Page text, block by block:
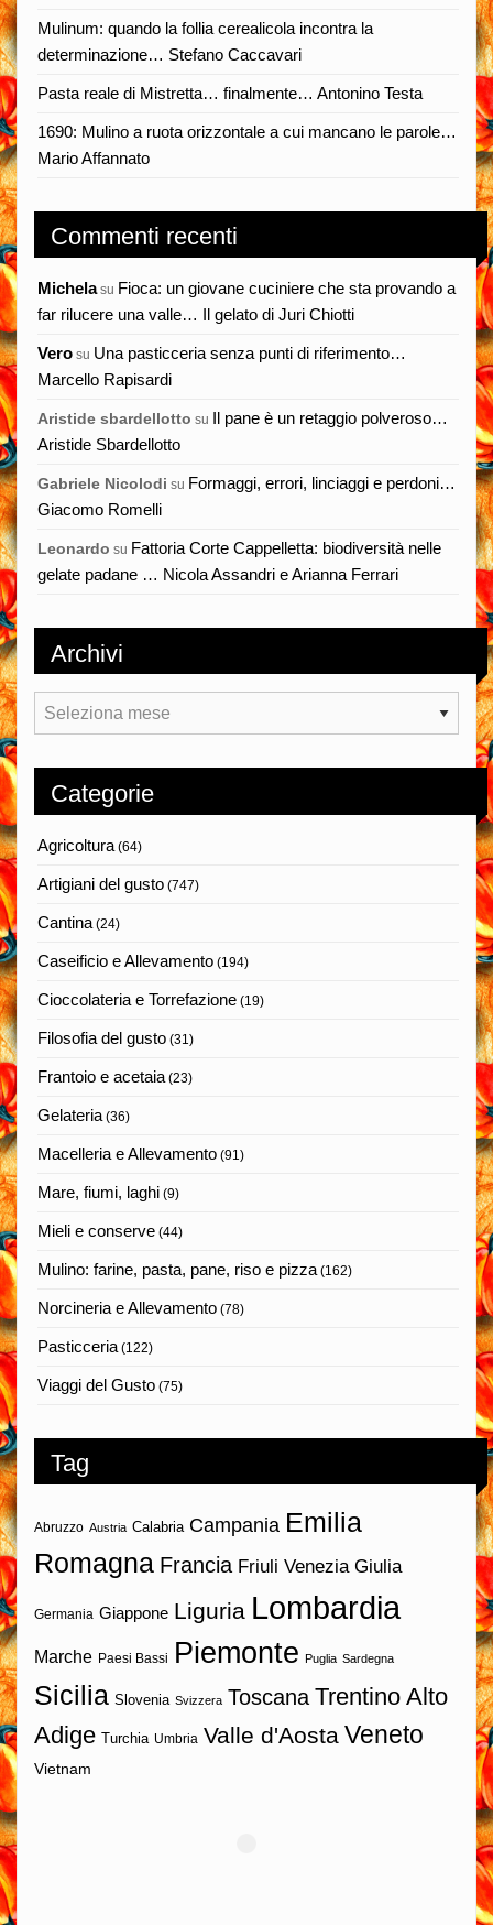
Mulinum: quando la follia cerealicola incontra la
determinazione… Stefano Caccavari
Pasta reale di Mistretta… finalmente… Antonino Testa
1690: Mulino a ruota orizzontale a cui mancano le parole…
Mario Affannato
Commenti recenti
Michelasu Fioca: un giovane cuciniere che sta provando a
far rilucere una valle… Il gelato di Juri Chiotti
Vero su Una pasticceria senza punti di riferimento…
Marcello Rapisardi
Aristide sbardellotto su Il pane è un retaggio polveroso…
Aristide Sbardellotto
Gabriele Nicolodi su Formaggi, errori, linciaggi e perdoni…
Giacomo Romelli
Leonardo su Fattoria Corte Cappelletta: biodiversità nelle
gelate padane … Nicola Assandri e Arianna Ferrari
Archivi
Archivi
Categorie
Agricoltura (64)
Artigiani del gusto (747)
Cantina (24)
Caseificio e Allevamento (194)
Cioccolateria e Torrefazione (19)
Filosofia del gusto (31)
Frantoio e acetaia (23)
Gelateria (36)
Macelleria e Allevamento (91)
Mare, fiumi, laghi (9)
Mieli e conserve (44)
Mulino: farine, pasta, pane, riso e pizza (162)
Norcineria e Allevamento (78)
Pasticceria (122)
Viaggi del Gusto (75)
Tag
Abruzzo Austria Calabria Campania Emilia
Romagna Francia Friuli Venezia Giulia
Germania Giappone Liguria Lombardia
Marche Paesi Bassi Piemonte Puglia Sardegna
Sicilia Slovenia Svizzera Toscana Trentino Alto
Adige Turchia Umbria Valle d'Aosta Veneto
Vietnam